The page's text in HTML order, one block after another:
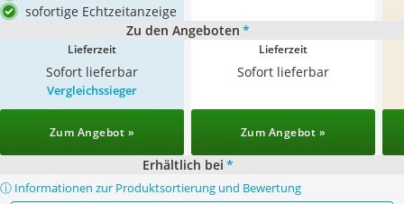
sofortige Echtzeitanzeige
Zu den Angeboten *
Lieferzeit
Sofort lieferbar
Lieferzeit
Sofort lieferbar
Vergleichssieger
Zum Angebot » Zum Angebot »
Erhältlich bei *
ⓘ Informationen zur Produktsortierung und Bewertung